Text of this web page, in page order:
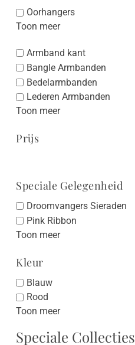
Oorhangers
Toon meer
Armband kant
Bangle Armbanden
Bedelarmbanden
Lederen Armbanden
Toon meer
Prijs
Speciale Gelegenheid
Droomvangers Sieraden
Pink Ribbon
Toon meer
Kleur
Blauw
Rood
Toon meer
Speciale Collecties